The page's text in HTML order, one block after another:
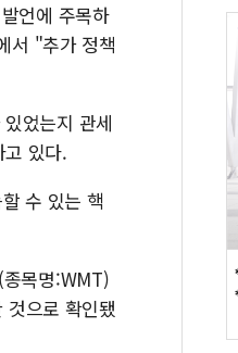
언에 주목하
서 "추가 정책
었는지 관세
있다.
수 있는 핵
목명:WMT)
으로 확인됐